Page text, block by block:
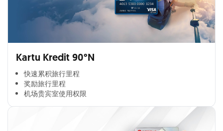
Kartu Kredit 90°N
快速累积旅行里程​
奖励旅行里程​
机场贵宾室使用权限​